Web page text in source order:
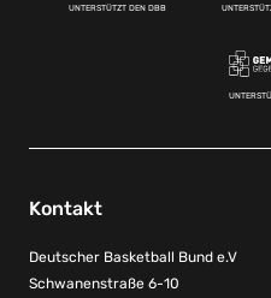
UNTERSTÜTZT DEN DBB
Kontakt
Deutscher Basketball Bund e.V
Schwanenstraße 6-10